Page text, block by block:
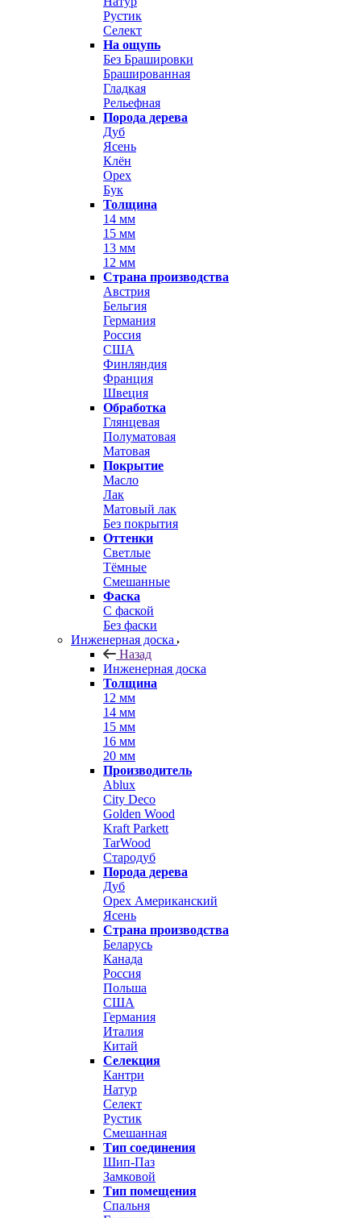
Рустик
Селект
На ощупь
Без Брашировки
Брашированная
Гладкая
Рельефная
Порода дерева
Дуб
Ясень
Клён
Орех
Бук
Толщина
14 мм
15 мм
13 мм
12 мм
Страна производства
Австрия
Бельгия
Германия
Россия
США
Финляндия
Франция
Швеция
Обработка
Глянцевая
Полуматовая
Матовая
Покрытие
Масло
Лак
Матовый лак
Без покрытия
Оттенки
Светлые
Тёмные
Смешанные
Фаска
С фаской
Без фаски
Инженерная доска
Назад
Инженерная доска
Толщина
12 мм
14 мм
15 мм
16 мм
20 мм
Производитель
Ablux
City Deco
Golden Wood
Kraft Parkett
TarWood
Стародуб
Порода дерева
Дуб
Орех Американский
Ясень
Страна производства
Беларусь
Канада
Россия
Польша
США
Германия
Италия
Китай
Селекция
Кантри
Натур
Селект
Рустик
Смешанная
Тип соединения
Шип-Паз
Замковой
Тип помещения
Спальня